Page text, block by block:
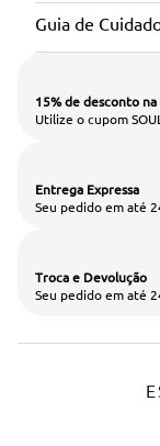
Guia de
15% de desconto
Utilize o cupom
Entrega Expressa
Seu pedido em até
Troca e Devolução
Seu pedido em até